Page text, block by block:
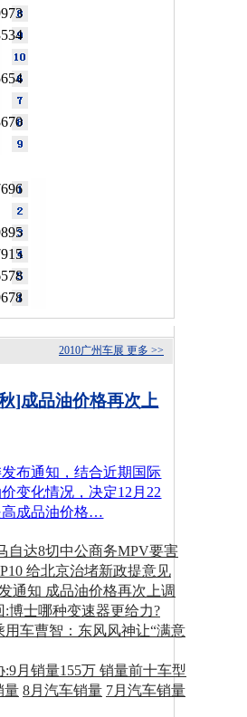
更多 >>
2010广州车展
]成品油价格再次上
布通知，结合近期国际
变化情况，决定12月22
高成品油价格…
自达8切中公商务MPV要害
给北京治堵新政提意见
通知 成品油价格再次上调
:博士哪种变速器更给力?
用车曹智：东风风神让“满意
:9月销量155万 销量前十车型
量 8月汽车销量 7月汽车销量